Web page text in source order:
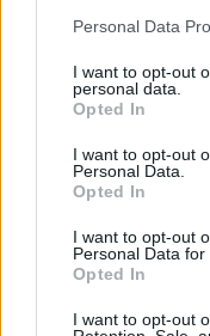
Personal Data
I want to opt-out
personal data.
Opted In
I want to opt-out
Personal Data.
Opted In
I want to opt-out
Personal Data for
Opted In
I want to opt-out
La carta attuale
Non è necessario
I tempi
La possibilità di
dei clienti italiani. Se
d’occhio le
dall’app, seguendo le